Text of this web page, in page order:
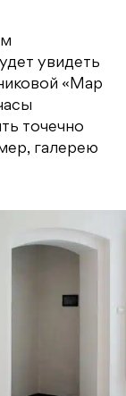
увидеть
«Map
точечно
галерею